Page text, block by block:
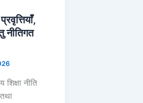
नीतिगत
शिक्षा नीति